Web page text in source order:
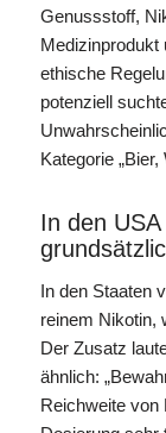
Genussstoff,
Medizinprodukt
ethische
potenziell
Kategorie
In den
In den Staaten
reinem Nikotin,
Der Zusatz
ähnlich:
Reichweite von